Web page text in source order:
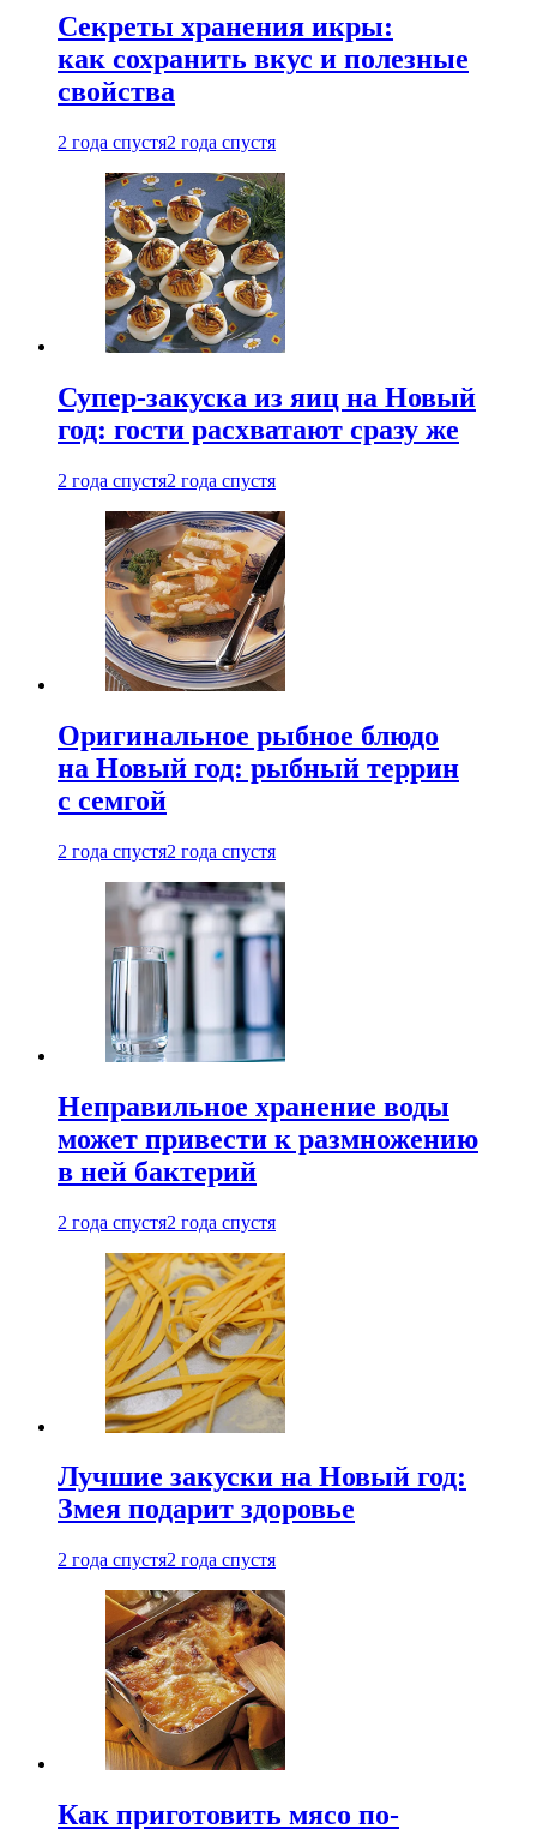
Секреты хранения икры:
как сохранить вкус и полезные
свойства
2 года спустя2 года спустя
Супер-закуска из яиц на Новый
год: гости расхватают сразу же
2 года спустя2 года спустя
Оригинальное рыбное блюдо
на Новый год: рыбный террин
с семгой
2 года спустя2 года спустя
Неправильное хранение воды
может привести к размножению
в ней бактерий
2 года спустя2 года спустя
Лучшие закуски на Новый год:
Змея подарит здоровье
2 года спустя2 года спустя
Как приготовить мясо по-